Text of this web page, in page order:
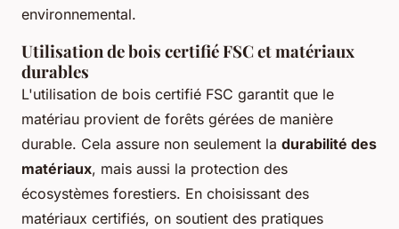
environnemental.
Utilisation de bois certifié FSC et matériaux
durables
L'utilisation de bois certifié FSC garantit que le
matériau provient de forêts gérées de manière
durable. Cela assure non seulement la durabilité des
matériaux, mais aussi la protection des
écosystèmes forestiers. En choisissant des
matériaux certifiés, on soutient des pratiques